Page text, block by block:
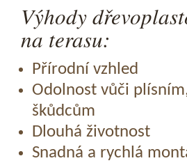
Výhody
na terasu:
Přírodní vzhled
Odolnost vůči
škůdcům
Dlouhá životnost
Snadná a rychlá